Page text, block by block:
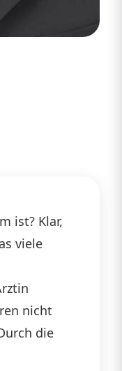
ist? Klar,
viele
nicht
die